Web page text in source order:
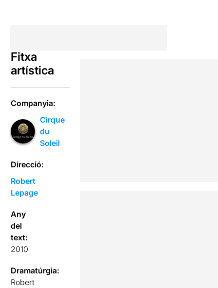
Fitxa
artística
Companyia:
Cirque
du
Soleil
Direcció:
Robert
Lepage
Any
del
text:
2010
Dramatúrgia:
Robert